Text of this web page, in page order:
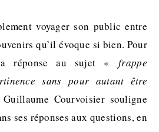
voyager son public entre
qu’il évoque si bien. Pour
réponse au sujet « frappe
sans pour autant être
Courvoisier souligne
ses réponses aux questions, en